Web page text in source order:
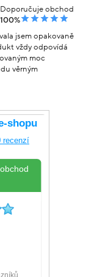
Doporučuje obchod
100%
jsem opakovaně
vždy odpovídá
moc
věrným